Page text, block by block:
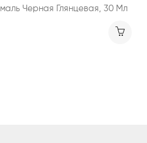
Черная Глянцевая, 30 Мл